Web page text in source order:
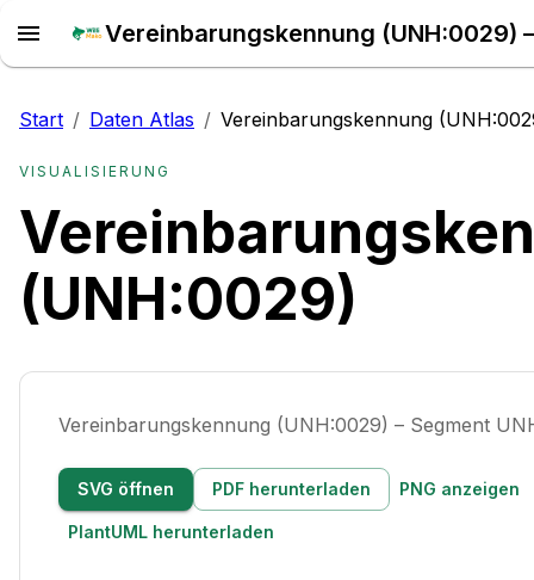
Vereinbarungskennung (UNH:0029)
Start / Daten Atlas / Vereinbarungskennung
VISUALISIERUNG
(UNH:0029)
Vereinbarungskennung (UNH:0029) – Segment
SVG öffnen PDF herunterladen PNG anzeigen
PlantUML herunterladen